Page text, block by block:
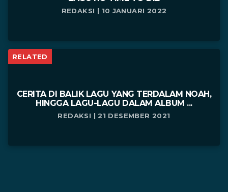
REDAKSI | 10 JANUARI 2022
RELATED
CERITA DI BALIK LAGU YANG TERDALAM NOAH,
HINGGA LAGU-LAGU DALAM ALBUM ...
REDAKSI | 21 DESEMBER 2021